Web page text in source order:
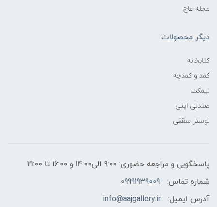
مجله عاج
دیگر محصولات
کتابخانه
کمد و کمدچه
نیمکت
صندلی اپنی
لوستر سقفی
پاسخگویی و مراجعه حضوری: 9:00 الی14:00 و 16:00 تا 21:00
شماره تماس:
09991939009
آدرس ایمیل:
info@aajgallery.ir